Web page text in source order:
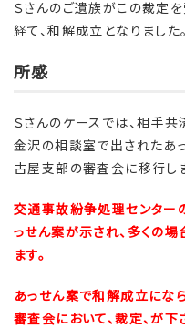
Ｓさんのご遺族がこの裁定
経て、和解成立となりました。
所感
Ｓさんのケースでは、相手
金沢の相談室で出されたあ
古屋支部の審査会に移行し
交通事故紛争処理センター
っせん案が示され、多くの
ます。
あっせん案で和解成立にな
審査会において、裁定、が下